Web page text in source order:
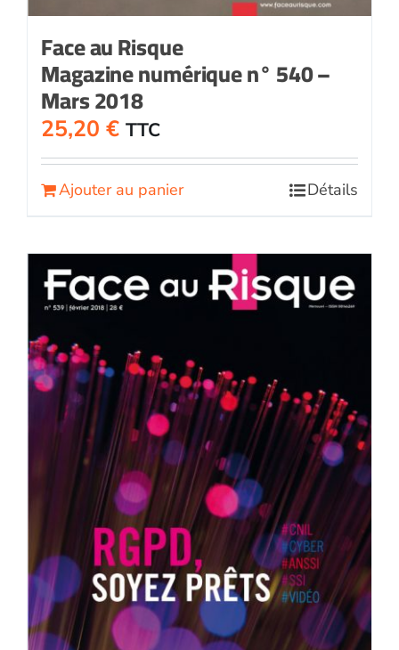
Face au Risque
Magazine numérique n° 540 –
Mars 2018
25,20 € TTC
Ajouter au panier Détails